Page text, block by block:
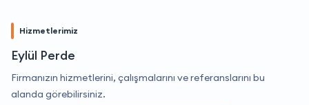
Hizmetlerimiz
Eylül Perde
Firmanızın hizmetlerini, çalışmalarını ve referanslarını bu
alanda görebilirsiniz.